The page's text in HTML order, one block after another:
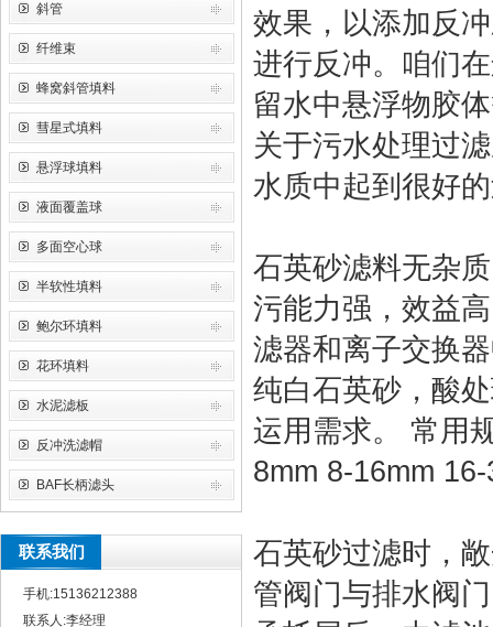
斜管
纤维束
蜂窝斜管填料
彗星式填料
悬浮球填料
液面覆盖球
多面空心球
半软性填料
鲍尔环填料
花环填料
水泥滤板
反冲洗滤帽
BAF长柄滤头
联系我们
手机:15136212388
联系人:李经理
效果，以添加反
进行反冲。咱们
留水中悬浮物胶
关于污水处理过
水质中起到很好
石英砂滤料无杂
污能力强，效益
滤器和离子交换
纯白石英砂，酸
运用需求。 常用
8mm 8-16mm
石英砂过滤时，
管阀门与排水阀